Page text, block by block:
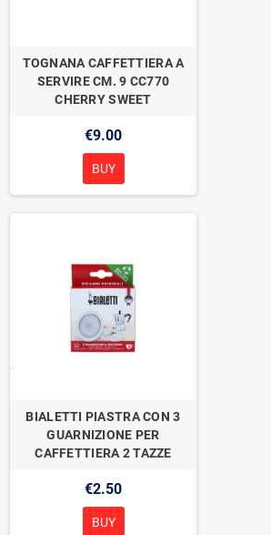
TOGNANA CAFFETTIERA A
SERVIRE CM. 9 CC770
CHERRY SWEET
€9.00
BUY
BIALETTI PIASTRA CON 3
GUARNIZIONE PER
CAFFETTIERA 2 TAZZE
€2.50
BUY